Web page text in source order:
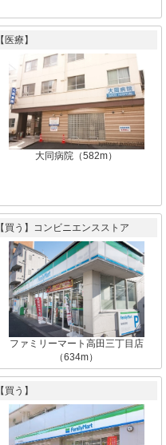
【医療】
大同病院（582m）
【買う】コンビニエンスストア
ファミリーマート高田三丁目店
（634m）
【買う】